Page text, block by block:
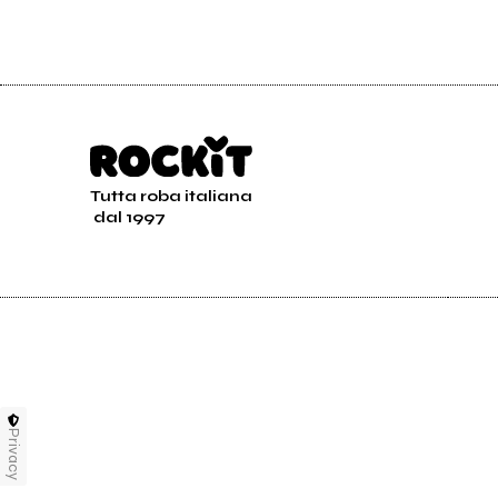
Tutta roba italiana
dal 1997
Privacy